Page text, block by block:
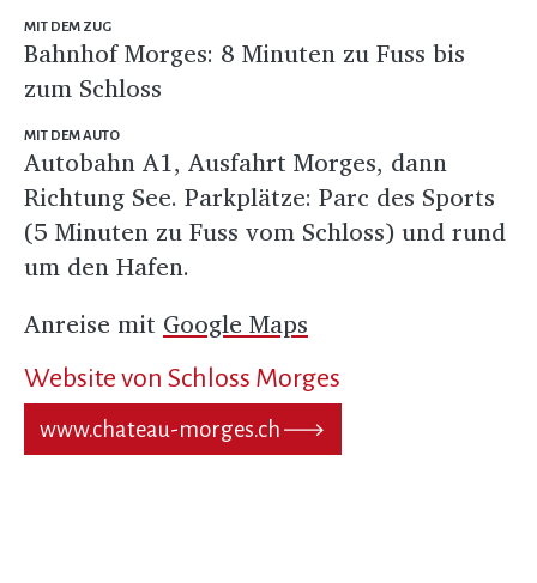
MIT DEM ZUG
Bahnhof Morges: 8 Minuten zu Fuss bis
zum Schloss
MIT DEM AUTO
Autobahn A1, Ausfahrt Morges, dann
Richtung See. Parkplätze: Parc des Sports
(5 Minuten zu Fuss vom Schloss) und rund
um den Hafen.
Anreise mit Google Maps
Website von Schloss Morges
www.chateau-morges.ch